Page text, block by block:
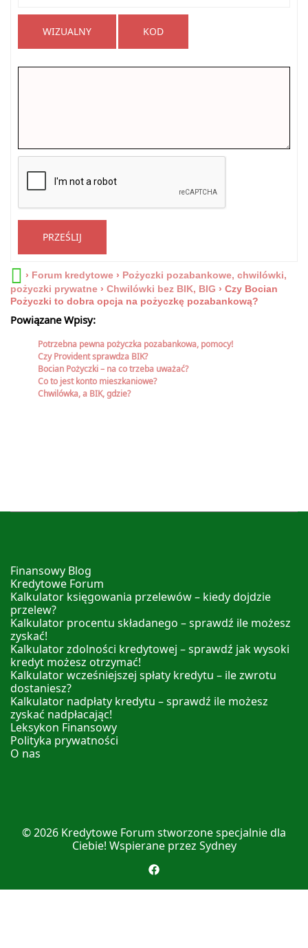
WIZUALNY KOD
PRZEŚLIJ
› Forum kredytowe › Pożyczki pozabankowe, chwilówki,
pożyczki prywatne › Chwilówki bez BIK, BIG › Czy Bocian
Pożyczki to dobra opcja na pożyczkę pozabankową?
Powiązane Wpisy:
Potrzebna pewna pożyczka pozabankowa, pomocy!
Czy Provident sprawdza BIK?
Bocian Pożyczki – na co trzeba uważać?
Co to jest konto mieszkaniowe?
Chwilówka, a BIK, gdzie?
Finansowy Blog
Kredytowe Forum
Kalkulator księgowania przelewów – kiedy dojdzie
przelew?
Kalkulator procentu składanego – sprawdź ile możesz
zyskać!
Kalkulator zdolności kredytowej – sprawdź jak wysoki
kredyt możesz otrzymać!
Kalkulator wcześniejszej spłaty kredytu – ile zwrotu
dostaniesz?
Kalkulator nadpłaty kredytu – sprawdź ile możesz
zyskać nadpłacając!
Leksykon Finansowy
Polityka prywatności
O nas
© 2026 Kredytowe Forum stworzone specjalnie dla
Ciebie! Wspierane przez Sydney